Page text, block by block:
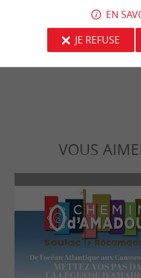
Soulac-sur-Mer est une destination
appréciée en Gironde. Elle est
longues ...
VOUS
EN
JE REFUSE